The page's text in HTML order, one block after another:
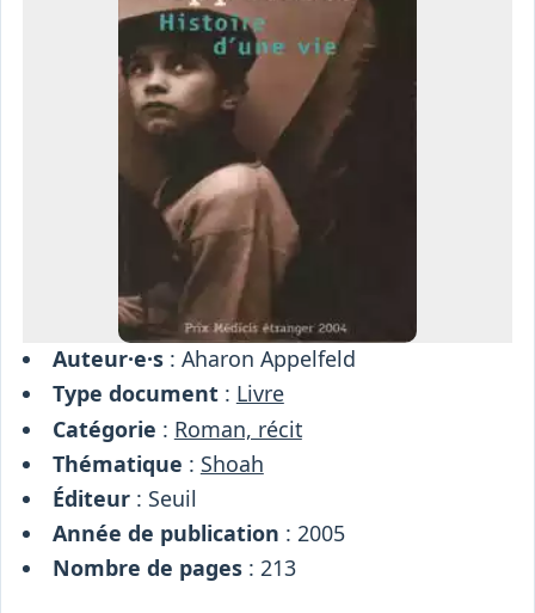
Ressources
Auteur·e·s: Aharon Appelfeld
Type document: Livre
Catégorie : Roman, récit
Thématique : Shoah
Éditeur: Seuil
Année de publication : 2005
Nombre de pages: 213